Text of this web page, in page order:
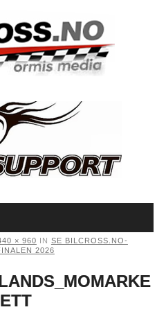
× 960 IN SE BILCROSS.NO-
2026